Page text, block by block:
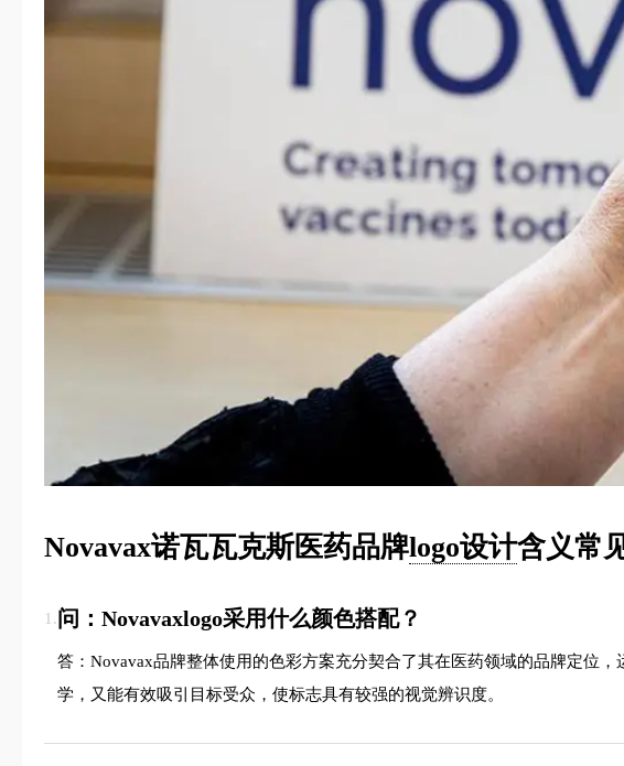
Novavax诺瓦瓦克斯医药品牌logo设计含义常
1.问：Novavaxlogo采用什么颜色搭配？
答：Novavax品牌整体使用的色彩方案充分契合了其在医药领域的品牌定位
学，又能有效吸引目标受众，使标志具有较强的视觉辨识度。